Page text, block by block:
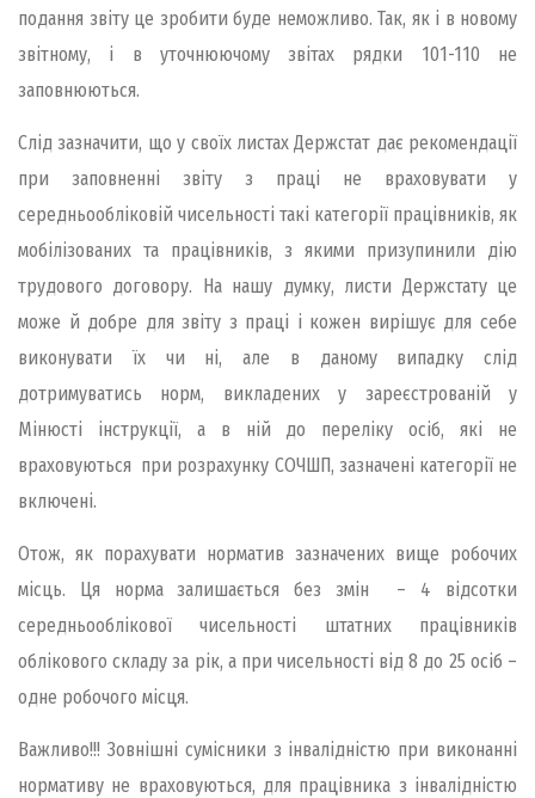
подання звіту це зробити буде неможливо. Так, як і в новому
звітному, і в уточнюючому звітах рядки 101-110 не
заповнюються.
Слід зазначити, що у своїх листах Держстат дає рекомендації
при заповненні звіту з праці не враховувати у
середньообліковій чисельності такі категорії працівників, як
мобілізованих та працівників, з якими призупинили дію
трудового договору. На нашу думку, листи Держстату це
може й добре для звіту з праці і кожен вирішує для себе
виконувати їх чи ні, але в даному випадку слід
дотримуватись норм, викладених у зареєстрованій у
Мінюсті інструкції, а в ній до переліку осіб, які не
враховуються при розрахунку СОЧШП, зазначені категорії не
включені.
Отож, як порахувати норматив зазначених вище робочих
місць. Ця норма залишається без змін – 4 відсотки
середньооблікової чисельності штатних працівників
облікового складу за рік, а при чисельності від 8 до 25 осіб –
одне робочого місця.
Важливо!!! Зовнішні сумісники з інвалідністю при виконанні
нормативу не враховуються, для працівника з інвалідністю